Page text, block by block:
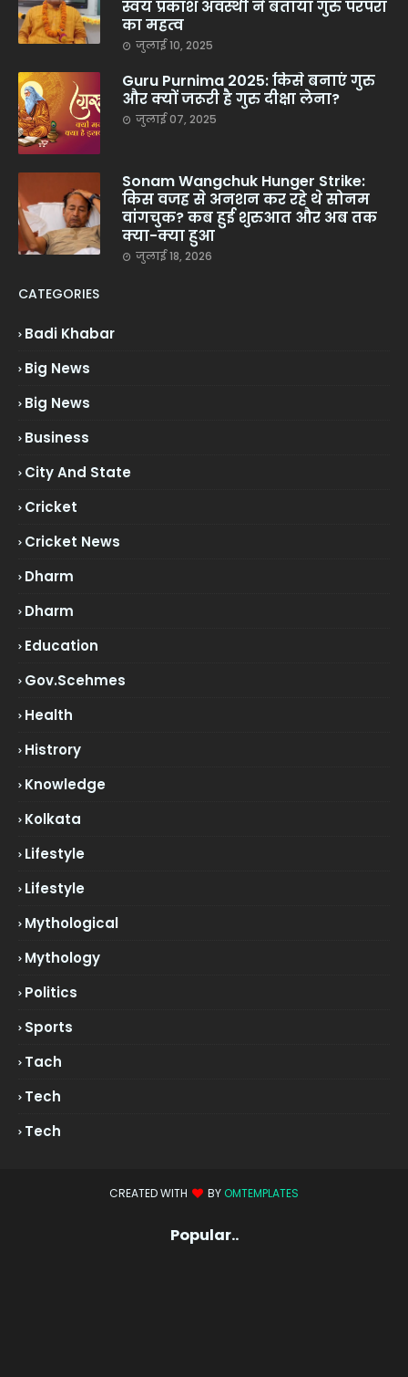
स्वयं प्रकाश अवस्थी ने बताया गुरु परंपरा
का महत्व
जुलाई 10, 2025
Guru Purnima 2025: किसे बनाएं गुरु
और क्यों जरूरी है गुरु दीक्षा लेना?
जुलाई 07, 2025
Sonam Wangchuk Hunger Strike:
किस वजह से अनशन कर रहे थे सोनम
वांगचुक? कब हुई शुरुआत और अब तक
क्या-क्या हुआ
जुलाई 18, 2026
CATEGORIES
Badi Khabar
Big News
Big News
Business
City And State
Cricket
Cricket News
Dharm
Dharm
Education
Gov.scehmes
Health
Histrory
Knowledge
Kolkata
Lifestyle
Lifestyle
Mythological
Mythology
Politics
Sports
Tach
Tech
Tech
CREATED WITH BY OMTEMPLATES
Popular..